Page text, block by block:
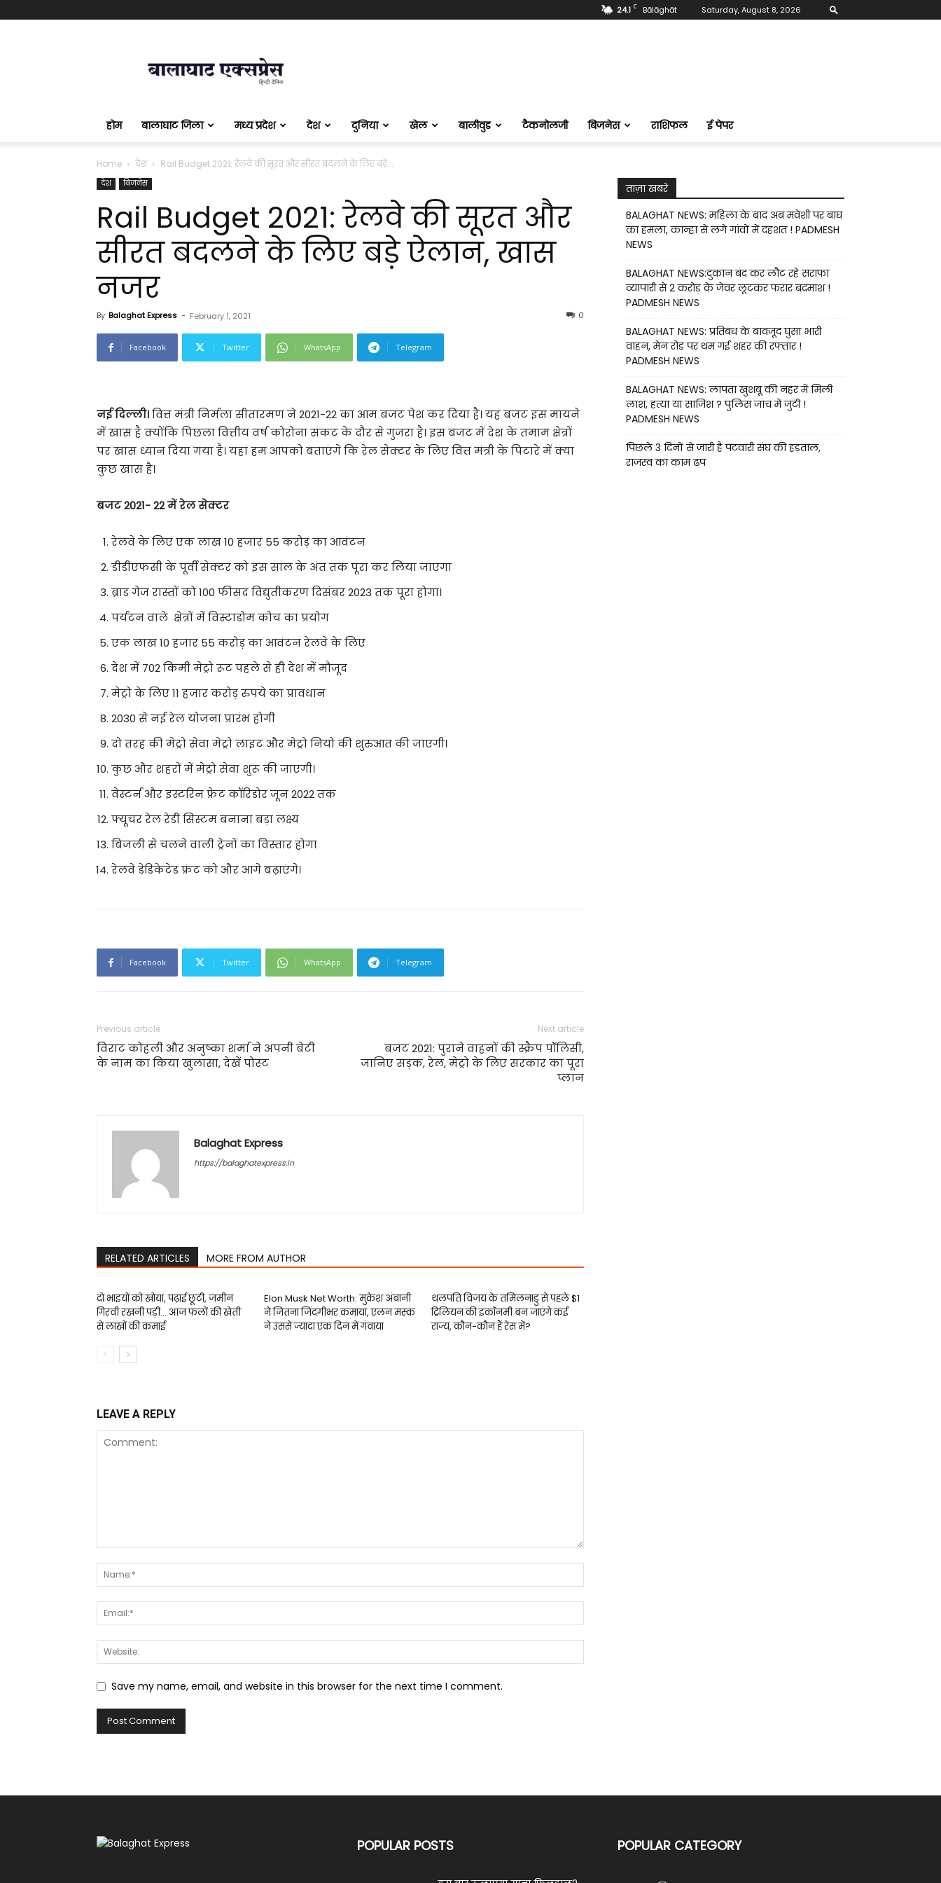
24.1 C Bālāghāt Saturday, August 8, 2026
एक्सप्रेस
होम बालाघाट जिला मध्य प्रदेश देश दुनिया खेल बालीवुड टैकनोलजी बिजनेस राशिफल ई पेपर
Home देश Rail Budget 2021: रेलवे की सूरत और सीरत बदलने के लिए बड़े...
देश बिजनेस
Rail Budget 2021: रेलवे की सूरत और
सीरत बदलने के लिए बड़े ऐलान, खास
नजर
By Balaghat Express - February 1, 2021 0
Facebook Twitter WhatsApp Telegram
नई दिल्ली।वित्त मंत्री निर्मला सीतारमण ने 2021-22 का आम बजट पेश कर दिया है। यह बजट इस मायने
में खास है क्योंकि पिछला वित्तीय वर्ष कोरोना संकट के दौर से गुजरा है। इस बजट में देश के तमाम क्षेत्रों
पर खास ध्यान दिया गया है। यहां हम आपको बताएंगे कि रेल सेक्टर के लिए वित्त मंत्री के पिटारे में क्या
कुछ खास है।
बजट 2021- 22 में रेल सेक्टर
रेलवे के लिए एक लाख 10 हजार 55 करोड़ का आवंटन
डीडीएफसी के पूर्वी सेक्टर को इस साल के अंत तक पूरा कर लिया जाएगा
ब्राड गेज रास्तों को 100 फीसद विद्युतीकरण दिसंबर 2023 तक पूरा होगा।
पर्यटन वाले क्षेत्रों में विस्टाडोम कोच का प्रयोग
एक लाख 10 हजार 55 करोड़ का आवंटन रेलवे के लिए
देश में 702 किमी मेट्रो रूट पहले से ही देश में मौजूद
मेट्रो के लिए 11 हजार करोड़ रुपये का प्रावधान
2030 से नई रेल योजना प्रारंभ होगी
दो तरह की मेट्रो सेवा मेट्रो लाइट और मेट्रो नियो की शुरुआत की जाएगी।
कुछ और शहरों में मेट्रो सेवा शुरू की जाएगी।
वेस्टर्न और इस्टरिन फ्रेट कॉरिडोर जून 2022 तक
फ्यूचर रेल रेडी सिस्टम बनाना बड़ा लक्ष्य
बिजली से चलने वाली ट्रेनों का विस्तार होगा
रेलवे डेडिकेटेड फ्रंट को और आगे बढ़ाएंगे।
Facebook Twitter WhatsApp Telegram
Previous article
विराट कोहली और अनुष्‍का शर्मा ने अपनी बेटी
के नाम का किया खुलासा, देखें पोस्‍ट
Next article
बजट 2021: पुराने वाहनों की स्क्रैप पॉलिसी,
जानिए सड़क, रेल, मेट्रो के लिए सरकार का पूरा
प्लान
Balaghat Express
https://balaghatexpress.in
RELATED ARTICLES MORE FROM AUTHOR
दो भाइयों को खोया, पढ़ाई छूटी, जमीन
गिरवी रखनी पड़ी… आज फलों की खेती
से लाखों की कमाई
Elon Musk Net Worth: मुकेश अंबानी
ने जितना जिंदगीभर कमाया, एलन मस्क
ने उससे ज्यादा एक दिन में गंवाया
थलपति विजय के तमिलनाडु से पहले $1
ट्रिलियन की इकॉनमी बन जाएंगे कई
राज्य, कौन-कौन हैं रेस में?
LEAVE A REPLY
Save my name, email, and website in this browser for the next time I comment.
ताज़ा खबरे
BALAGHAT NEWS: महिला के बाद अब मवेशी पर बाघ
का हमला, कान्हा से लगे गांवों में दहशत ! PADMESH
NEWS
BALAGHAT NEWS:दुकान बंद कर लौट रहे सराफा
व्यापारी से 2 करोड़ के जेवर लूटकर फरार बदमाश !
PADMESH NEWS
BALAGHAT NEWS: प्रतिबंध के बावजूद घुसा भारी
वाहन, मेन रोड पर थम गई शहर की रफ्तार !
PADMESH NEWS
BALAGHAT NEWS: लापता खुशबू की नहर में मिली
लाश, हत्या या साजिश ? पुलिस जांच में जुटी !
PADMESH NEWS
पिछले 3 दिनों से जारी है पटवारी संघ की हड़ताल,
राजस्व का काम ढप
POPULAR POSTS POPULAR CATEGORY